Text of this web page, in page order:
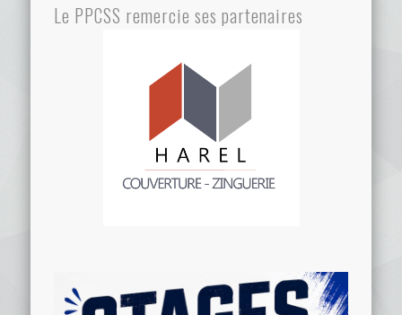
Le PPCSS remercie ses partenaires